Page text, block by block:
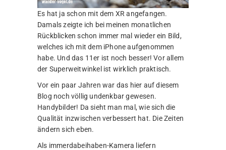
Es hat ja schon mit dem XR angefangen.
Damals zeigte ich bei meinen monatlichen
Rückblicken schon immer mal wieder ein Bild,
welches ich mit dem iPhone aufgenommen
habe. Und das 11er ist noch besser! Vor allem
der Superweitwinkel ist wirklich praktisch.
Vor ein paar Jahren war das hier auf diesem
Blog noch völlig undenkbar gewesen.
Handybilder! Da sieht man mal, wie sich die
Qualität inzwischen verbessert hat. Die Zeiten
ändern sich eben.
Als immerdabeihaben-Kamera liefern